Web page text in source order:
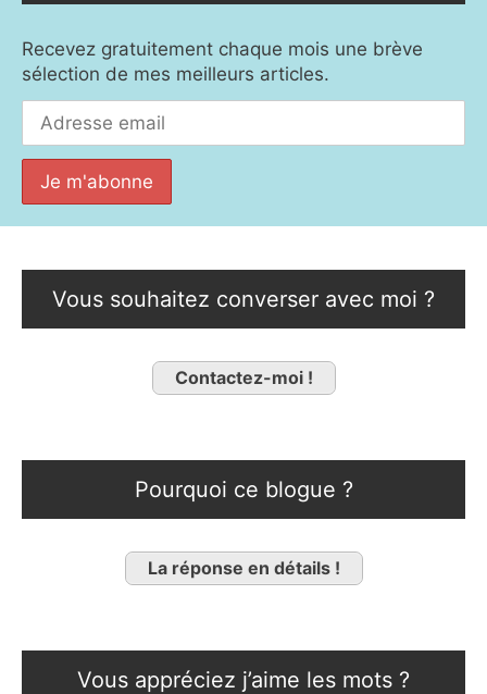
Recevez gratuitement chaque mois une brève
sélection de mes meilleurs articles.
Vous souhaitez converser avec moi ?
Contactez-moi !
Pourquoi ce blogue ?
La réponse en détails !
Vous appréciez j’aime les mots ?